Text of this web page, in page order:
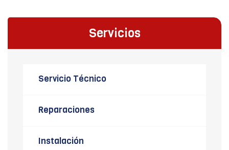
Servicios
Servicio Técnico
Reparaciones
Instalación